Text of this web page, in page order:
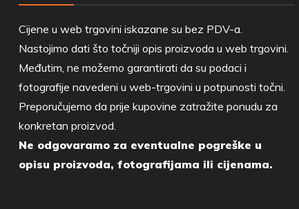
Cijene u web trgovini iskazane su bez PDV-a.
Nastojimo dati što točniji opis proizvoda u web trgovini.
Međutim, ne možemo garantirati da su podaci i
fotografije navedeni u web-trgovini u potpunosti točni.
Preporučujemo da prije kupovine zatražite ponudu za
konkretan proizvod.
Ne odgovaramo za eventualne pogreške u
opisu proizvoda, fotografijama ili cijenama.